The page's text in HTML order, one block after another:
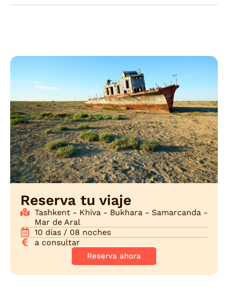
Reserva tu viaje
Tashkent - Khiva - Bukhara - Samarcanda -
Mar de Aral
10 días / 08 noches
a consultar
Reserva ahora